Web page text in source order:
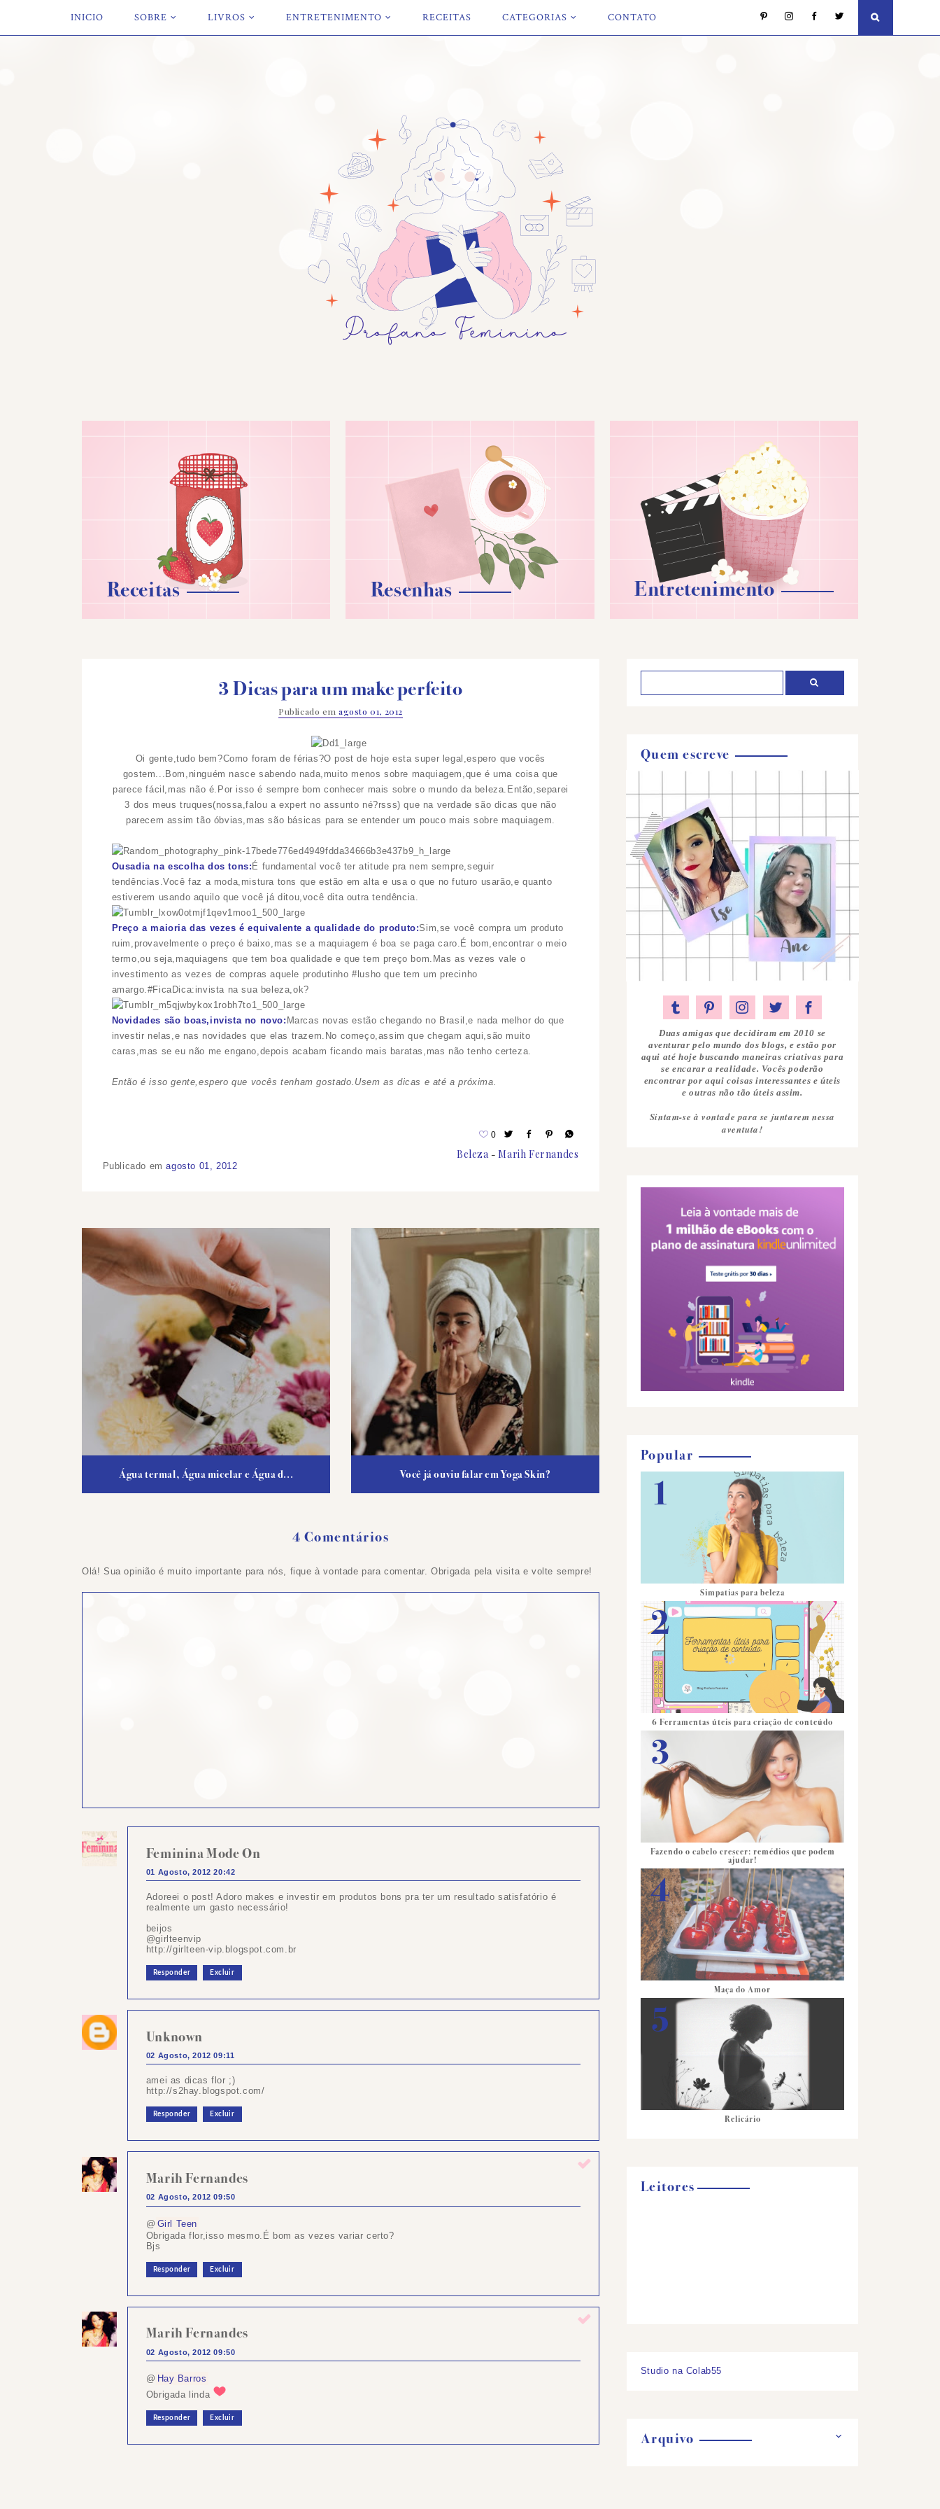
INICIO SOBRE LIVROS ENTRETENIMENTO RECEITAS CATEGORIAS CONTATO
Receitas Resenhas Entretenimento
3 Dicas para um make perfeito
Publicado em agosto 01, 2012
Oi gente,tudo bem?Como foram de férias?O post de hoje esta super legal,espero que vocês
gostem...Bom,ninguém nasce sabendo nada,muito menos sobre maquiagem,que é uma coisa que
parece fácil,mas não é.Por isso é sempre bom conhecer mais sobre o mundo da beleza.Então,separei
3 dos meus truques(nossa,falou a expert no assunto né?rsss) que na verdade são dicas que não
parecem assim tão óbvias,mas são básicas para se entender um pouco mais sobre maquiagem.
Ousadia na escolha dos tons: É fundamental você ter atitude pra nem sempre,seguir
tendências.Você faz a moda,mistura tons que estão em alta e usa o que no futuro usarão,e quanto
estiverem usando aquilo que você já ditou,você dita outra tendência.
Preço a maioria das vezes é equivalente a qualidade do produto:Sim,se você compra um produto
ruim,provavelmente o preço é baixo,mas se a maquiagem é boa se paga caro.É bom,encontrar o meio
termo,ou seja,maquiagens que tem boa qualidade e que tem preço bom.Mas as vezes vale o
investimento as vezes de compras aquele produtinho #lusho que tem um precinho
amargo.#FicaDica:invista na sua beleza,ok?
Novidades são boas,invista no novo: Marcas novas estão chegando no Brasil,e nada melhor do que
investir nelas,e nas novidades que elas trazem.No começo,assim que chegam aqui,são muito
caras,mas se eu não me engano,depois acabam ficando mais baratas,mas não tenho certeza.
Então é isso gente,espero que vocês tenham gostado.Usem as dicas e até a próxima.
0
Beleza Marih Fernandes
Publicado emagosto 01, 2012
Água termal, Água micelar e Água d... Você já ouviu falar em Yoga Skin?
4 Comentários
Olá! Sua opinião é muito importante para nós, fique à vontade para comentar. Obrigada pela visita e volte sempre!
Feminina Mode On
01 Agosto, 2012 20:42
Adoreei o post! Adoro makes e investir em produtos bons pra ter um resultado satisfatório é
realmente um gasto necessário!
beijos
@girlteenvip
http://girlteen-vip.blogspot.com.br
Responder Excluir
Unknown
02 Agosto, 2012 09:11
amei as dicas flor ;)
http://s2hay.blogspot.com/
Responder Excluir
Marih Fernandes
02 Agosto, 2012 09:50
@ Girl Teen
Obrigada flor,isso mesmo.É bom as vezes variar certo?
Bjs
Responder Excluir
Marih Fernandes
02 Agosto, 2012 09:50
@
Hay Barros
Obrigada linda
Responder Excluir
Quem escreve
Duas amigas que decidiram em 2010 se
aventurar pelo mundo dos blogs, e estão por
aqui até hoje buscando maneiras criativas para
se encarar a realidade. Vocês poderão
encontrar por aqui coisas interessantes e úteis
e outras não tão úteis assim.
Sintam-se à vontade para se juntarem nessa
aventuta!
Popular
Simpatias para beleza
6 Ferramentas úteis para criação de conteúdo
Fazendo o cabelo crescer: remédios que podem
ajudar!
Maça do Amor
Relicário
Leitores
Studio na Colab55
Arquivo